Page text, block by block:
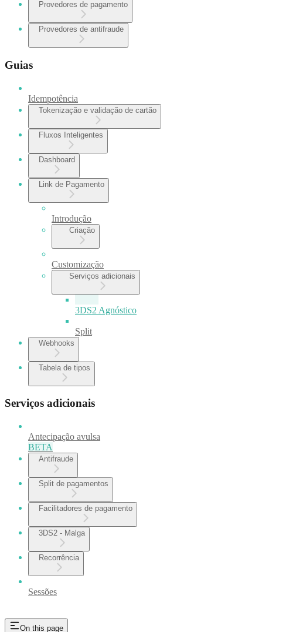
Provedores de pagamento
Provedores de antifraude
Guias
Idempotência
Tokenização e validação de cartão
Fluxos Inteligentes
Dashboard
Link de Pagamento
Introdução
Criação
Customização
Serviços adicionais
3DS2 Agnóstico
Split
Webhooks
Tabela de tipos
Serviços adicionais
Antecipação avulsa
BETA
Antifraude
Split de pagamentos
Facilitadores de pagamento
3DS2 - Malga
Recorrência
Sessões
On this page